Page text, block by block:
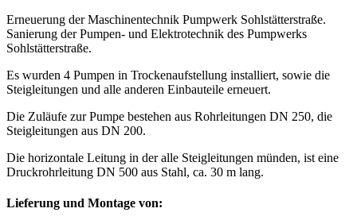
Erneuerung der Maschinentechnik Pumpwerk Sohlstätterstraße.
Sanierung der Pumpen- und Elektrotechnik des Pumpwerks
Sohlstätterstraße.
Es wurden 4 Pumpen in Trockenaufstellung installiert, sowie die
Steigleitungen und alle anderen Einbauteile erneuert.
Die Zuläufe zur Pumpe bestehen aus Rohrleitungen DN 250, die
Steigleitungen aus DN 200.
Die horizontale Leitung in der alle Steigleitungen münden, ist eine
Druckrohrleitung DN 500 aus Stahl, ca. 30 m lang.
Lieferung und Montage von: